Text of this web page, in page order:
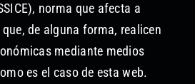
norma que afecta a
de alguna forma, realicen
mediante medios
es el caso de esta web.